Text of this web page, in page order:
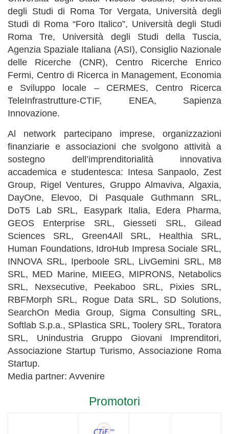
degli Studi di Roma Tor Vergata, Università degli
Studi di Roma “Foro Italico”, Università degli Studi
Roma Tre, Università degli Studi della Tuscia,
Agenzia Spaziale Italiana (ASI), Consiglio Nazionale
delle Ricerche (CNR), Centro Ricerche Enrico
Fermi, Centro di Ricerca in Management, Economia
e Sviluppo locale – CERMES, Centro Ricerca
TeleInfrastrutture-CTIF, ENEA, Sapienza
Innovazione.
Al network partecipano imprese, organizzazioni
finanziarie e associazioni che svolgono attività a
sostegno dell’imprenditorialità innovativa
accademica e studentesca: Intesa Sanpaolo, Zest
Group, Rigel Ventures, Gruppo Almaviva, Algaxia,
DayOne, Elevoo, Di Pasquale Guthmann SRL,
DoT5 Lab SRL, Easypark Italia, Edera Pharma,
GEOS Enterprise SRL, Giesseti SRL, Gilead
Sciences SRL, Green4All SRL, Healthia SRL,
Human Foundations, IdroHub Impresa Sociale SRL,
INNOVA SRL, Iperboole SRL, LivGemini SRL, M8
SRL, MED Marine, MIEEG, MIPRONS, Netabolics
SRL, Nexsecutive, Peekaboo SRL, Pixies SRL,
RBFMorph SRL, Rogue Data SRL, SD Solutions,
SearchOn Media Group, Sigma Consulting SRL,
Softlab S.p.a., SPlastica SRL, Toolery SRL, Toratora
SRL, Unindustria Gruppo Giovani Imprenditori,
Associazione Startup Turismo, Associazione Roma
Startup.
Media partner: Avvenire
Promotori